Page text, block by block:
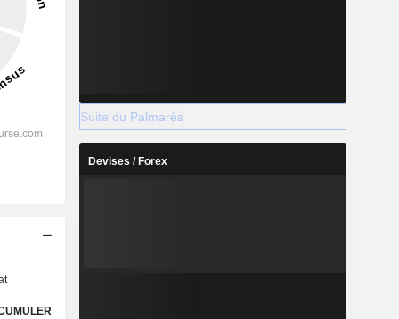
Suite du Palmarès
Devises / Forex